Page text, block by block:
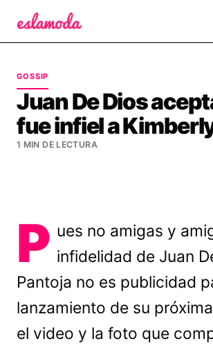
GOSSIP
Juan De Dios
fue infiel a
1 MIN DE LECTURA
P ues no amigas y
infidelidad de Juan
Pantoja no es publicidad
lanzamiento de su
el video y la foto que